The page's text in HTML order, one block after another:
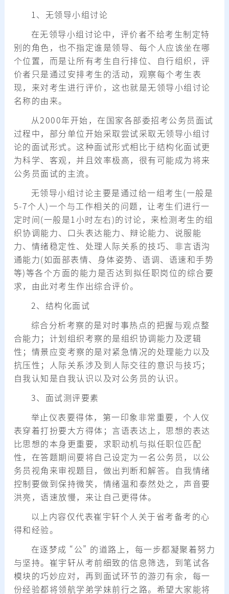
1、无领导小组讨论
在无领导小组讨论中，评价者不给考生制定特
别的角色，也不指定谁是领导、每个人应该坐在哪
个位置，而是让所有考生自行排位、自行组织，评
价者只是通过安排考生的活动，观察每个考生表
现，来对考生进行评价，这也就是无领导小组讨论
名称的由来。
从2000年开始，在国家各部委招考公务员面试
过程中，部分单位开始采取尝试采取无领导小组讨
论的面试形式。这种面试形式相比于结构化面试更
为科学、客观，并且效率极高，很有可能成为将来
公务员面试的主流。
无领导小组讨论主要是通过给一组考生(一般是
5-7个人)一个与工作相关的问题，让考生们进行一
定时间(一般是1小时左右)的讨论，来检测考生的组
织协调能力、口头表达能力、辩论能力、说服能
力、情绪稳定性、处理人际关系的技巧、非言语沟
通能力(如面部表情、身体姿势、语调、语速和手势
等)等各个方面的能力是否达到拟任职岗位的综合要
求，由此对考生作出综合评价。
2、结构化面试
综合分析考察的是对时事热点的把握与观点整
合能力；计划组织考察的是组织协调能力及逻辑
性；情景应变考察的是对紧急情况的处理能力以及
抗压性；人际关系涉及到人际交往的意识与技巧；
自我认知是自我认识以及对公务员的认识。
3、面试测评要素
举止仪表要得体，第一印象非常重要，个人仪
表穿着打扮要大方得体；言语表达上，思想的表达
比思想的本身更重要，求职动机与拟任职位匹配
性，在答题期间要将自己设定为一名公务员，以公
务员视角来审视题目，做出判断和解答。自我情绪
控制要做到保持微笑，情绪温和泰然处之，声音要
洪亮，语速放慢，来让自己更得体。
以上内容仅代表崔宇轩个人关于省考备考的心
得和经验。
在逐梦成 “公” 的道路上，每一步都凝聚着努力
与坚持。崔宇轩从考前细致的信息筛选，到笔试各
模块的巧妙应对，再到面试环节的游刃有余，每一
份经验都将领航学弟学妹前行之路。希望大家能将